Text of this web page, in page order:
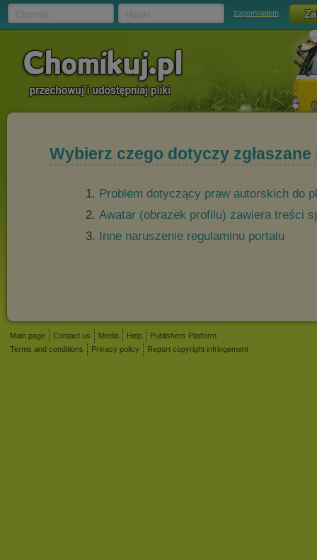
zapomniałem
Wybierz czego dotyczy
Problem dotyczący praw autorskich do
Awatar (obrazek profilu) zawiera treści
Inne naruszenie regulaminu portalu
Main page Contact us Media Help
Publishers Platform
Terms and conditions
Privacy policy Report copyright infringement